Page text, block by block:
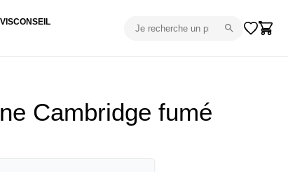
CONSEIL
Cambridge fumé